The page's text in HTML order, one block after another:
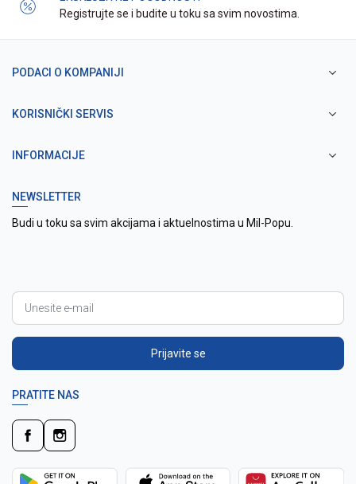
Registrujte se i budite u toku sa svim novostima.
PODACI O KOMPANIJI
KORISNIČKI SERVIS
INFORMACIJE
NEWSLETTER
Budi u toku sa svim akcijama i aktuelnostima u Mil-Popu.
Prijavite se
PRATITE NAS